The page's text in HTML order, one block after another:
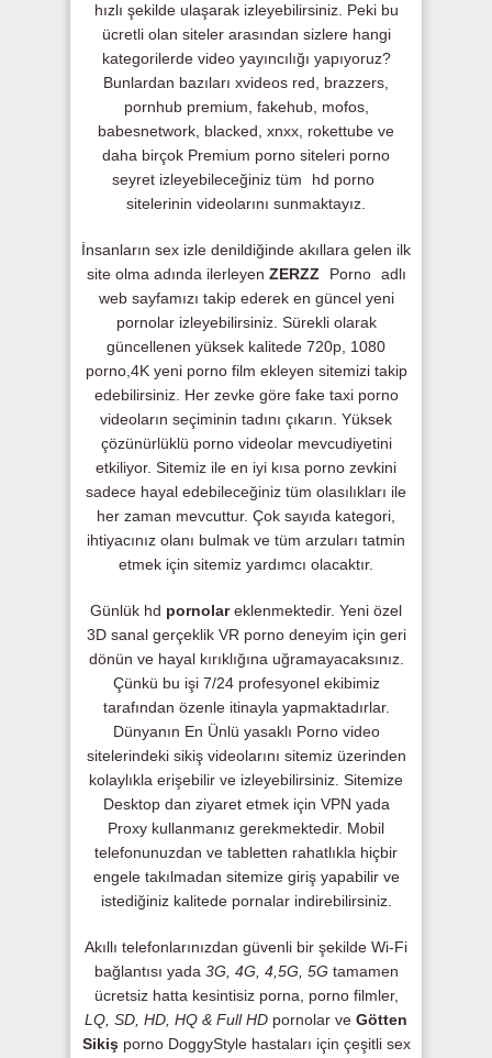
hızlı şekilde ulaşarak izleyebilirsiniz. Peki bu
ücretli olan siteler arasından sizlere hangi
kategorilerde video yayıncılığı yapıyoruz?
Bunlardan bazıları xvideos red, brazzers,
pornhub premium, fakehub, mofos,
babesnetwork, blacked, xnxx, rokettube ve
daha birçok Premium porno siteleri porno
seyret izleyebileceğiniz tüm
hd porno
sitelerinin videolarını sunmaktayız.
İnsanların sex izle denildiğinde akıllara gelen ilk
site olma adında ilerleyen ZERZZ Porno adlı
web sayfamızı takip ederek en güncel yeni
pornolar izleyebilirsiniz. Sürekli olarak
güncellenen yüksek kalitede 720p, 1080
porno,4K yeni porno film ekleyen sitemizi takip
edebilirsiniz. Her zevke göre fake taxi porno
videoların seçiminin tadını çıkarın. Yüksek
çözünürlüklü porno videolar mevcudiyetini
etkiliyor. Sitemiz ile en iyi kısa porno zevkini
sadece hayal edebileceğiniz tüm olasılıkları ile
her zaman mevcuttur. Çok sayıda kategori,
ihtiyacınız olanı bulmak ve tüm arzuları tatmin
etmek için sitemiz yardımcı olacaktır.
Günlük hd pornolareklenmektedir. Yeni özel
3D sanal gerçeklik VR porno deneyim için geri
dönün ve hayal kırıklığına uğramayacaksınız.
Çünkü bu işi 7/24 profesyonel ekibimiz
tarafından özenle itinayla yapmaktadırlar.
Dünyanın En Ünlü yasaklı Porno video
sitelerindeki sikiş videolarını sitemiz üzerinden
kolaylıkla erişebilir ve izleyebilirsiniz. Sitemize
Desktop dan ziyaret etmek için VPN yada
Proxy kullanmanız gerekmektedir. Mobil
telefonunuzdan ve tabletten rahatlıkla hiçbir
engele takılmadan sitemize giriş yapabilir ve
istediğiniz kalitede pornalar indirebilirsiniz.
Akıllı telefonlarınızdan güvenli bir şekilde Wi-Fi
bağlantısı yada 3G, 4G, 4,5G, 5G tamamen
ücretsiz hatta kesintisiz porna, porno filmler,
LQ, SD, HD, HQ & Full HD pornolar ve Götten
Sikişporno DoggyStyle hastaları için çeşitli sex